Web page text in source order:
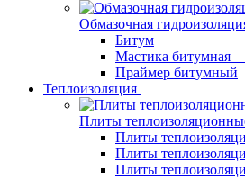
Обмазочная
Битум
Мастика битумная
Праймер битумный
Теплоизоляция
Плиты
Плиты
Плиты
Плиты